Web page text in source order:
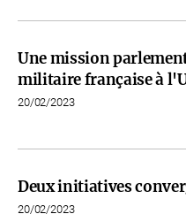
Une mission
militaire française à
20/02/2023
Deux initiatives
20/02/2023